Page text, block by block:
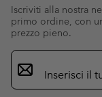
Iscriviti alla nostra
primo ordine, con
prezzo pieno.
Iscrizione
e-
mail